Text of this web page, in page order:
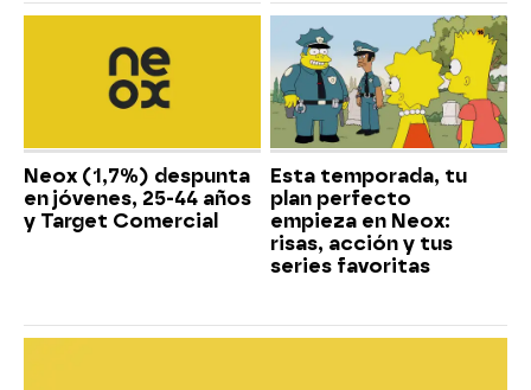
Neox (1,7%) despunta
en jóvenes, 25-44 años
y Target Comercial
Esta temporada, tu
plan perfecto
empieza en Neox:
risas, acción y tus
series favoritas